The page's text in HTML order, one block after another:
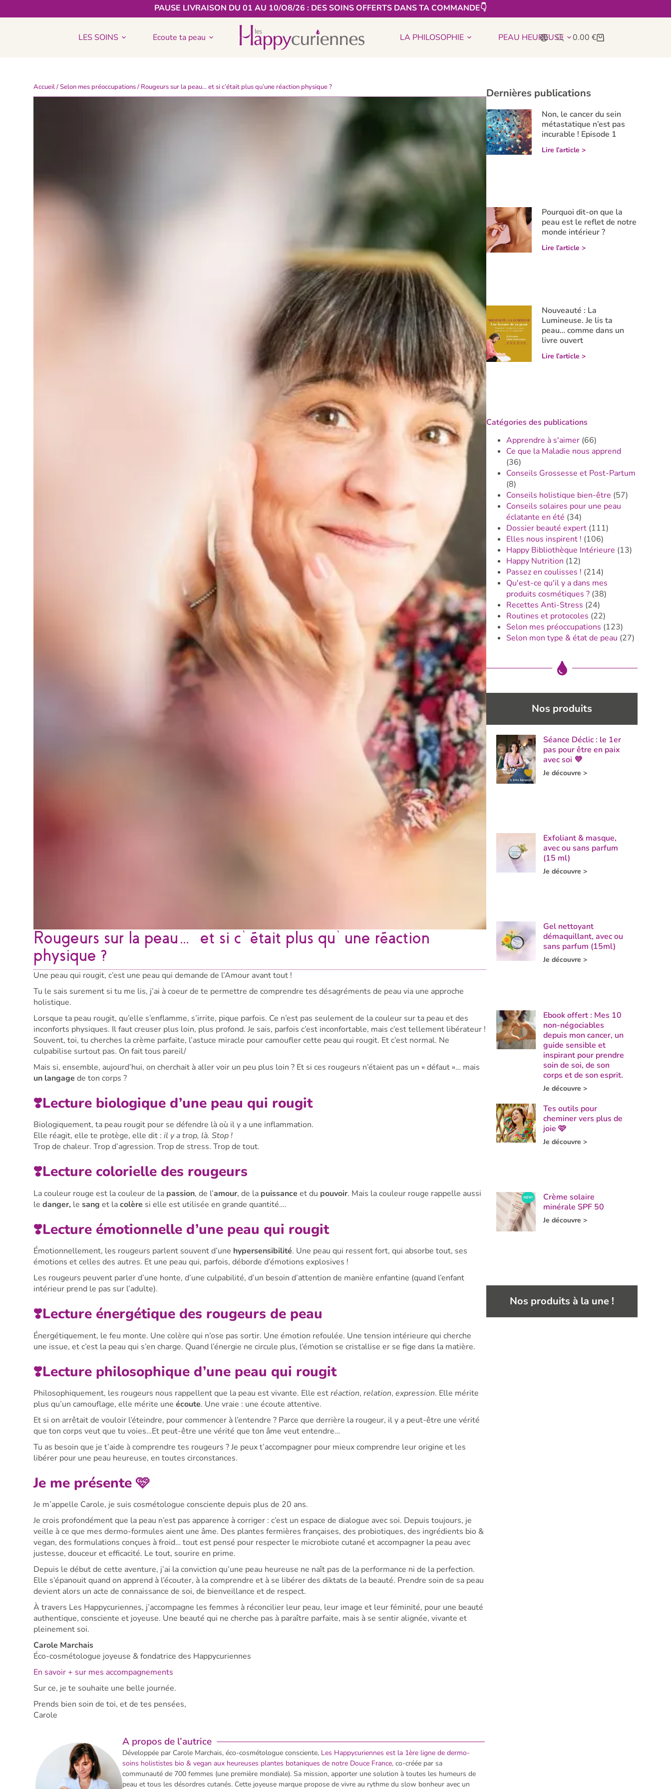
PAUSE LIVRAISON DU 01 AU 10/O8/26 : DES SOINS OFFERTS DANS TA COMMANDE👇​
LES SOINS Ecoute ta peau LA PHILOSOPHIE PEAU HEUREUSE 0.00 €
Accueil/Selon mes préoccupations/ Rougeurs sur la peau… et si c’était plus qu’une réaction physique ?
Rougeurs sur la peau… et si c’était plus qu’une réaction
physique ?
Une peau qui rougit, c’est une peau qui demande de l’Amour avant tout !
Tu le sais surement si tu me lis, j’ai à coeur de te permettre de comprendre tes désagréments de peau via une approche
holistique.
Lorsque ta peau rougit, qu’elle s’enflamme, s’irrite, pique parfois. Ce n’est pas seulement de la couleur sur ta peau et des
inconforts physiques. Il faut creuser plus loin, plus profond. Je sais, parfois c’est inconfortable, mais c’est tellement libérateur !
Souvent, toi, tu cherches la crème parfaite, l’astuce miracle pour camoufler cette peau qui rougit. Et c’est normal. Ne
culpabilise surtout pas. On fait tous pareil/
Mais si, ensemble, aujourd’hui, on cherchait à aller voir un peu plus loin ? Et si ces rougeurs n’étaient pas un « défaut »… mais
un langage de ton corps ?
❣️Lecture biologique d’une peau qui rougit
Biologiquement, ta peau rougit pour se défendre là où il y a une inflammation.
Elle réagit, elle te protège, elle dit :il y a trop, là. Stop !
Trop de chaleur. Trop d’agression. Trop de stress. Trop de tout.
❣️Lecture colorielle des rougeurs
La couleur rouge est la couleur de la passion, de l’amour, de la puissance et du pouvoir. Mais la couleur rouge rappelle aussi
ledanger, lesang et lacolère si elle est utilisée en grande quantité….
❣️Lecture émotionnelle d’une peau qui rougit
Émotionnellement, les rougeurs parlent souvent d’une hypersensibilité. Une peau qui ressent fort, qui absorbe tout, ses
émotions et celles des autres. Et une peau qui, parfois, déborde d’émotions explosives !
Les rougeurs peuvent parler d’une honte, d’une culpabilité, d’un besoin d’attention de manière enfantine (quand l’enfant
intérieur prend le pas sur l’adulte).
❣️Lecture énergétique des rougeurs de peau
Énergétiquement, le feu monte. Une colère qui n’ose pas sortir. Une émotion refoulée. Une tension intérieure qui cherche
une issue, et c’est la peau qui s’en charge. Quand l’énergie ne circule plus, l’émotion se cristallise er se fige dans la matière.
❣️Lecture philosophique d’une peau qui rougit
Philosophiquement, les rougeurs nous rappellent que la peau est vivante. Elle estréaction,relation,expression. Elle mérite
plus qu’un camouflage, elle mérite uneécoute. Une vraie : une écoute attentive.
Et si on arrêtait de vouloir l’éteindre, pour commencer à l’entendre ? Parce que derrière la rougeur, il y a peut-être une vérité
que ton corps veut que tu voies…Et peut-être une vérité que ton âme veut entendre…
Tu as besoin que je t’aide à comprendre tes rougeurs ? Je peux t’accompagner pour mieux comprendre leur origine et les
libérer pour une peau heureuse, en toutes circonstances.
Je me présente 🩷
Je m’appelle Carole, je suis cosmétologue consciente depuis plus de 20 ans.
Je crois profondément que la peau n’est pas apparence à corriger : c’est un espace de dialogue avec soi. Depuis toujours, je
veille à ce que mes dermo-formules aient une âme. Des plantes fermières françaises, des probiotiques, des ingrédients bio &
vegan, des formulations conçues à froid… tout est pensé pour respecter le microbiote cutané et accompagner la peau avec
justesse, douceur et efficacité. Le tout, sourire en prime.
Depuis le début de cette aventure, j’ai la conviction qu’une peau heureuse ne naît pas de la performance ni de la perfection.
Elle s’épanouit quand on apprend à l’écouter, à la comprendre et à se libérer des diktats de la beauté. Prendre soin de sa peau
devient alors un acte de connaissance de soi, de bienveillance et de respect.
À travers Les Happycuriennes, j’accompagne les femmes à réconcilier leur peau, leur image et leur féminité, pour une beauté
authentique, consciente et joyeuse. Une beauté qui ne cherche pas à paraître parfaite, mais à se sentir alignée, vivante et
pleinement soi.
Carole Marchais
Éco-cosmétologue joyeuse & fondatrice des Happycuriennes
En savoir + sur mes accompagnements
Sur ce, je te souhaite une belle journée.
Prends bien soin de toi, et de tes pensées,
Carole
A propos de l’autrice
Développée par Carole Marchais, éco-cosmétologue consciente, Les Happycuriennes est la 1ère ligne de dermo-
soins holististes bio & vegan aux heureuses plantes botaniques de notre Douce France,co-créée par sa
communauté de 700 femmes (une première mondiale). Sa mission, apporter une solution à toutes les humeurs de
peau et tous les désordres cutanés. Cette joyeuse marque propose de vivre au rythme du slow bonheur avec un
Dernières publications
Non, le cancer du sein
métastatique n’est pas
incurable ! Episode 1
Lire l’article >
Pourquoi dit-on que la
peau est le reflet de notre
monde intérieur ?
Lire l’article >
Nouveauté : La
Lumineuse. Je lis ta
peau… comme dans un
livre ouvert
Lire l’article >
Catégories des publications
Apprendre à s'aimer (66)
Ce que la Maladie nous apprend
(36)
Conseils Grossesse et Post-Partum
(8)
Conseils holistique bien-être (57)
Conseils solaires pour une peau
éclatante en été (34)
Dossier beauté expert (111)
Elles nous inspirent ! (106)
Happy Bibliothèque Intérieure (13)
Happy Nutrition (12)
Passez en coulisses ! (214)
Qu'est-ce qu'il y a dans mes
produits cosmétiques ? (38)
Recettes Anti-Stress (24)
Routines et protocoles (22)
Selon mes préoccupations (123)
Selon mon type & état de peau (27)
Nos produits
Séance Déclic : le 1er
pas pour être en paix
avec soi 💜
Je découvre >
Exfoliant & masque,
avec ou sans parfum
(15 ml)
Je découvre >
Gel nettoyant
démaquillant, avec ou
sans parfum (15ml)
Je découvre >
Ebook offert : Mes 10
non-négociables
depuis mon cancer, un
guide sensible et
inspirant pour prendre
soin de soi, de son
corps et de son esprit.
Je découvre >
Tes outils pour
cheminer vers plus de
joie 🩷
Je découvre >
Crème solaire
minérale SPF 50
Je découvre >
Nos produits à la une !